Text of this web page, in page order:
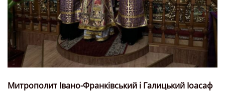
Митрополит Івано-Франківський і Галицький Іоасаф